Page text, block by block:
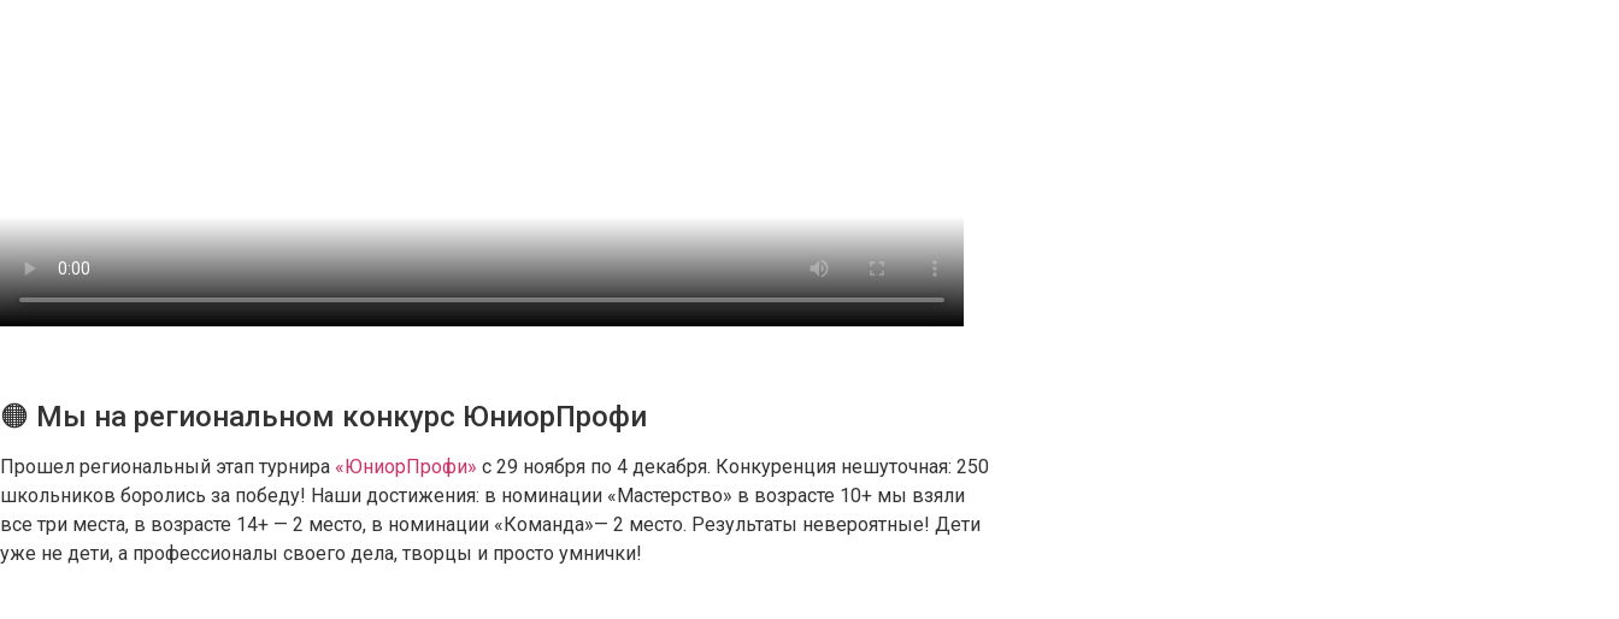
🟠 Мы на региональном конкурс ЮниорПрофи
Прошел региональный этап турнира «ЮниорПрофи» с 29 ноября по 4 декабря. Конкуренция нешуточная: 250
школьников боролись за победу! Наши достижения: в номинации «Мастерство» в возрасте 10+ мы взяли
все три места, в возрасте 14+ — 2 место, в номинации «Команда»— 2 место. Результаты невероятные! Дети
уже не дети, а профессионалы своего дела, творцы и просто умнички!